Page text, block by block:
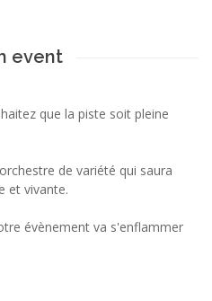
event
que la piste soit pleine
de variété qui saura
et vivante.
évènement va s'enflammer